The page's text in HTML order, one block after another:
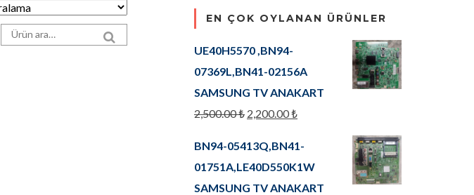
Arama sonuçları:
EN ÇOK OYLANAN ÜRÜNLER
UE40H5570 ,BN94-
07369L,BN41-02156A
SAMSUNG TV ANAKART
2,500.00₺ 2,200.00₺
BN94-05413Q,BN41-
01751A,LE40D550K1W
SAMSUNG TV ANAKART